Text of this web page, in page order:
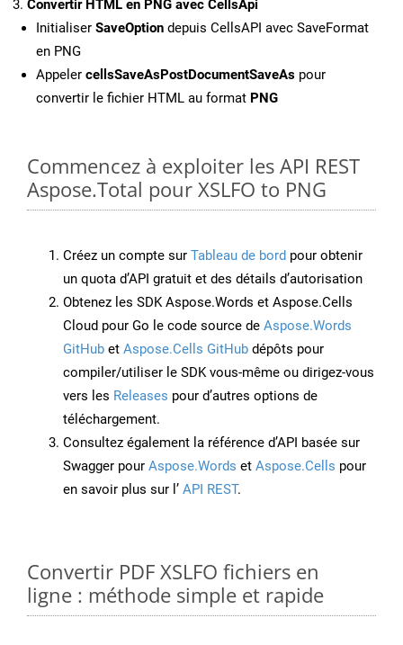
Convertir HTML en PNG avec CellsApi
Initialiser SaveOption depuis CellsAPI avec SaveFormat
en PNG
Appeler cellsSaveAsPostDocumentSaveAs pour
convertir le fichier HTML au format PNG
Commencez à exploiter les API REST
Aspose.Total pour XSLFO to PNG
Créez un compte sur Tableau de bord pour obtenir
un quota d’API gratuit et des détails d’autorisation
Obtenez les SDK Aspose.Words et Aspose.Cells
Cloud pour Go le code source de Aspose.Words
GitHub et Aspose.Cells GitHub dépôts pour
compiler/utiliser le SDK vous-même ou dirigez-vous
vers les Releases pour d’autres options de
téléchargement.
Consultez également la référence d’API basée sur
Swagger pour Aspose.Words et Aspose.Cells pour
en savoir plus sur l’ API REST.
Convertir PDF XSLFO fichiers en
ligne : méthode simple et rapide